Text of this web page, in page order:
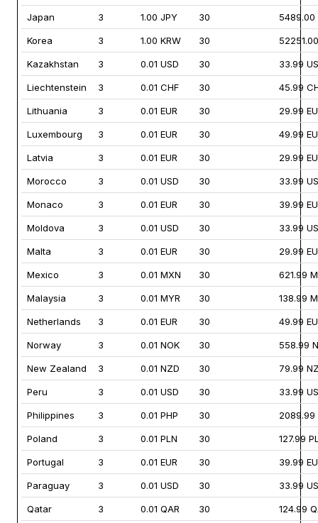
Japan 3 1.00 JPY 30 5489.00
Korea 3 1.00 KRW 30
Kazakhstan 3 0.01 USD 30 33.99
Liechtenstein 3 0.01 CHF 30 45.99
Lithuania 3 0.01 EUR 30 29.99
Luxembourg 3 0.01 EUR 30 49.99
Latvia 3 0.01 EUR 30 29.99
Morocco 3 0.01 USD 30 33.99
Monaco 3 0.01 EUR 30 39.99
Moldova 3 0.01 USD 30 33.99
Malta 3 0.01 EUR 30 29.99
Mexico 3 0.01 MXN 30 621.99
Malaysia 3 0.01 MYR 30 138.99
Netherlands 3 0.01 EUR 30 49.99
Norway 3 0.01 NOK 30 558.99
New Zealand 3 0.01 NZD 30 79.99
Peru 3 0.01 USD 30 33.99
Philippines 3 0.01 PHP 30 2089.99
Poland 3 0.01 PLN 30 127.99
Portugal 3 0.01 EUR 30 39.99
Paraguay 3 0.01 USD 30 33.99
Qatar 3 0.01 QAR 30 124.99